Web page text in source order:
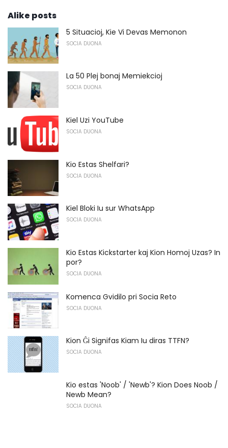
Alike posts
5 Situacioj, Kie Vi Devas Memonon
SOCIA DUONA
La 50 Plej bonaj Memiekcioj
SOCIA DUONA
Kiel Uzi YouTube
SOCIA DUONA
Kio Estas Shelfari?
SOCIA DUONA
Kiel Bloki Iu sur WhatsApp
SOCIA DUONA
Kio Estas Kickstarter kaj Kion Homoj Uzas? In
por?
SOCIA DUONA
Komenca Gvidilo pri Socia Reto
SOCIA DUONA
Kion Ĝi Signifas Kiam Iu diras TTFN?
SOCIA DUONA
Kio estas 'Noob' / 'Newb'? Kion Does Noob /
Newb Mean?
SOCIA DUONA